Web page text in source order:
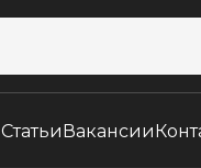
СтатьиВакансии